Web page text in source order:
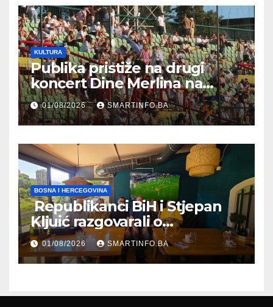
KULTURA
Publika pristiže na drugi
koncert Dine Merlina na
Koševu
01/08/2026 SMARTINFO.BA
BOSNA I HERCEGOVINA
Republikanci BiH i Stjepan
Kljuić razgovarali o
evropskom putu Bosne i
Hercegovine
01/08/2026 SMARTINFO.BA